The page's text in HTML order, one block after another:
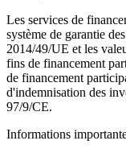
Les services de
système de garantie
2014/49/UE et les
fins de financement
de financement
d'indemnisation des
97/9/CE.
Informations